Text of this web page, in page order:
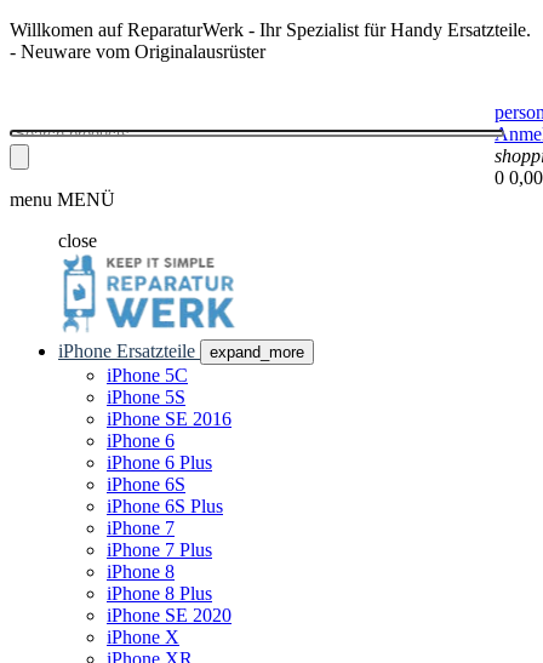
Willkomen auf ReparaturWerk - Ihr Spezialist für Handy Ersatzteile.
- Neuware vom Originalausrüster
0
menu MENÜ
close
iPhone Ersatzteile expand_more
iPhone 5C
iPhone 5S
iPhone SE 2016
iPhone 6
iPhone 6 Plus
iPhone 6S
iPhone 6S Plus
iPhone 7
iPhone 7 Plus
iPhone 8
iPhone 8 Plus
iPhone SE 2020
iPhone X
iPhone XR